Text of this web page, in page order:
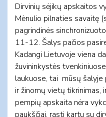
Dirvinių sėjikų apskaitos
Mėnulio pilnaties savaitę
pagrindinės
11-12. Šalys pačios
Kadangi Lietuvoje viena
žuvininkystės
laukuose, tai mūsų šalyje
ir žinomų vietų tikrinimas,
pempių apskaita nėra
paukščiai, rasti kartu su